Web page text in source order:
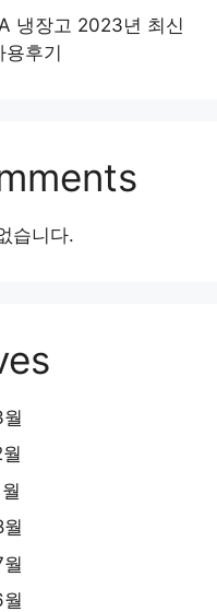
냉장고 2023년 최신
용후기
습니다.